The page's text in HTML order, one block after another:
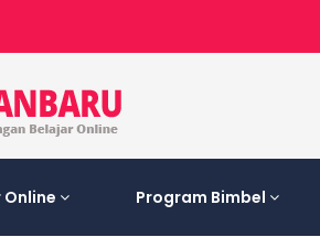
Program Bimbel